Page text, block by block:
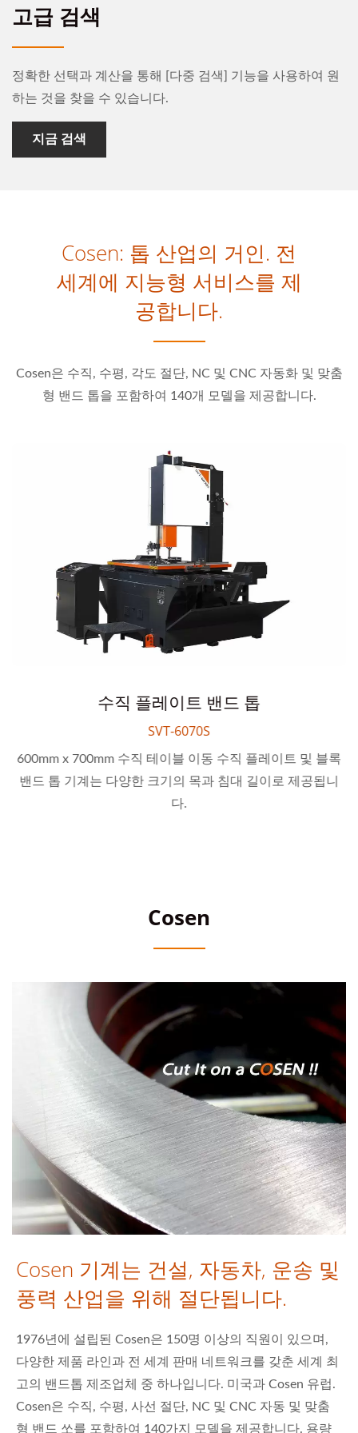
고급 검색
정확한 선택과 계산을 통해 [다중 검색] 기능을 사용하여 원
하는 것을 찾을 수 있습니다.
지금 검색
Cosen: 톱 산업의 거인. 전
세계에 지능형 서비스를 제
공합니다.
Cosen은 수직, 수평, 각도 절단, NC 및 CNC 자동화 및 맞춤
형 밴드 톱을 포함하여 140개 모델을 제공합니다.
수직 플레이트 밴드 톱
SVT-6070S
600mm x 700mm 수직 테이블 이동 수직 플레이트 및 블록
밴드 톱 기계는 다양한 크기의 목과 침대 길이로 제공됩니
다.
Cosen
Cosen 기계는 건설, 자동차, 운송 및
풍력 산업을 위해 절단됩니다.
1976년에 설립된 Cosen은 150명 이상의 직원이 있으며,
다양한 제품 라인과 전 세계 판매 네트워크를 갖춘 세계 최
고의 밴드톱 제조업체 중 하나입니다. 미국과 Cosen 유럽.
Cosen은 수직, 수평, 사선 절단, NC 및 CNC 자동 및 맞춤
형 밴드 쏘를 포함하여 140가지 모델을 제공합니다. 용량